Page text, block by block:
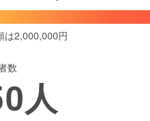
ア
は2,000,000円
数
人